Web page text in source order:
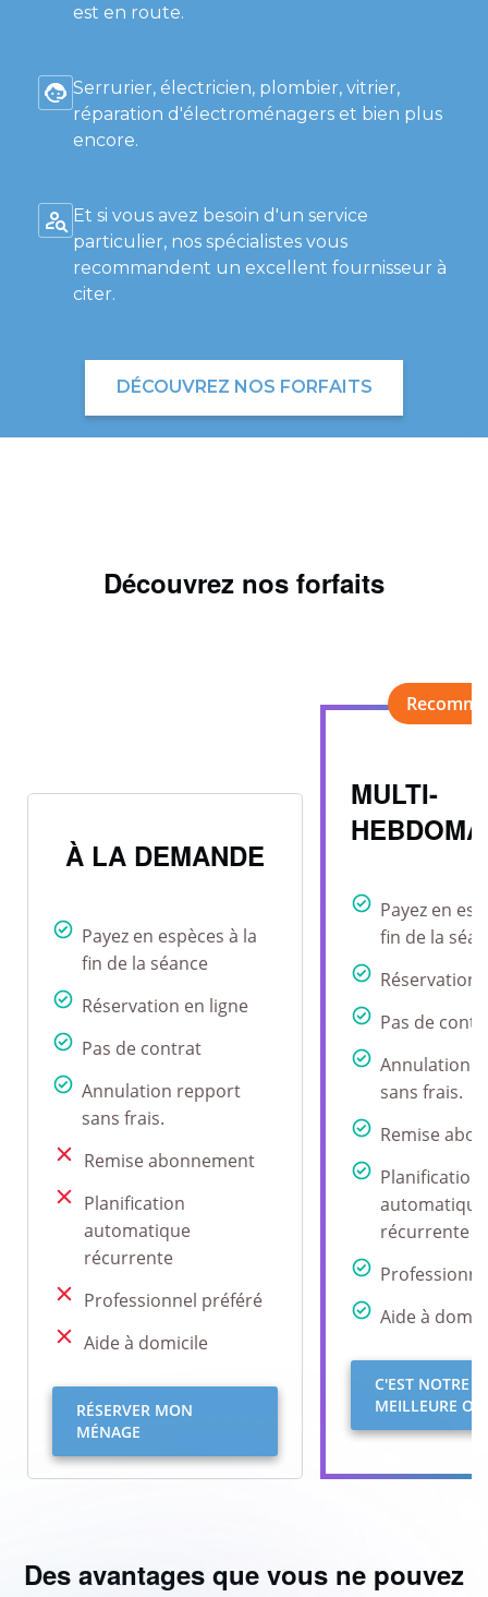
est en route.
Serrurier, électricien, plombier, vitrier,
réparation d'électroménagers et bien plus
encore.
Et si vous avez besoin d'un service
particulier, nos spécialistes vous
recommandent un excellent fournisseur à
citer.
DÉCOUVREZ NOS FORFAITS
Découvrez nos forfaits
MULTI-
Payez en
fin de la
Réservation
Pas de
Annulation
sans frais.
Remise
Planification
automatique
récurrente
Aide à
C'EST NOTRE
MEILLEURE
À LA DEMANDE
Payez en espèces à la
fin de la séance
Réservation en ligne
Pas de contrat
Annulation repport
sans frais.
Remise abonnement
Planification
automatique
récurrente
Professionnel préféré
Aide à domicile
RÉSERVER MON
MÉNAGE
Des avantages que vous ne pouvez